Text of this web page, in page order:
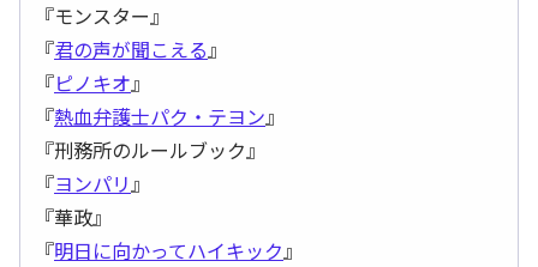
『モンスター』
『君の声が聞こえる』
『ピノキオ』
『熱血弁護士パク・テヨン』
『刑務所のルールブック』
『ヨンパリ』
『華政』
『明日に向かってハイキック』